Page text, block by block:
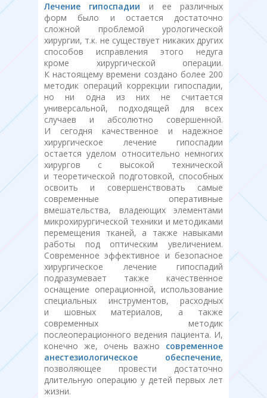
Лечение гипоспадии и ее различных
форм было и остается достаточно
сложной проблемой урологической
хирургии, т.к. не существует никаких других
способов исправления этого недуга
кроме хирургической операции.
К настоящему времени создано более 200
методик операций коррекции гипоспадии,
но ни одна из них не считается
универсальной, подходящей для всех
случаев и абсолютно совершенной.
И сегодня качественное и надежное
хирургическое лечение гипоспадии
остается уделом относительно немногих
хирургов с высокой технической
и теоретической подготовкой, способных
освоить и совершенствовать самые
современные оперативные
вмешательства, владеющих элементами
микрохирургической техники и методиками
перемещения тканей, а также навыками
работы под оптическим увеличением.
Современное эффективное и безопасное
хирургическое лечение гипоспадий
подразумевает также качественное
оснащение операционной, использование
специальных инструментов, расходных
и шовных материалов, а также
современных методик
послеоперационного ведения пациента. И,
конечно же, очень важно современное
анестезиологическое обеспечение,
позволяющее провести достаточно
длительную операцию у детей первых лет
жизни.